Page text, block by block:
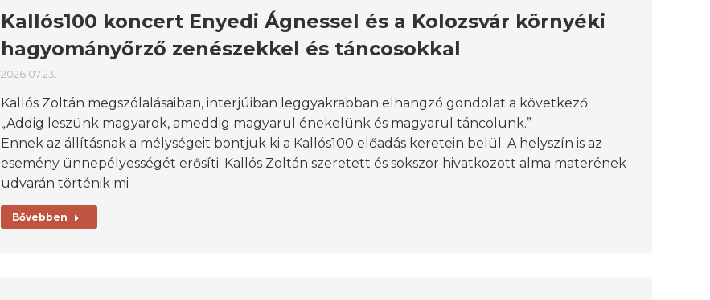
Kallós100 koncert Enyedi Ágnessel és a Kolozsvár környéki
hagyományőrző zenészekkel és táncosokkal
2026.07.23.
Kallós Zoltán megszólalásaiban, interjúiban leggyakrabban elhangzó gondolat a következő:
„Addig leszünk magyarok, ameddig magyarul énekelünk és magyarul táncolunk.”
Ennek az állításnak a mélységeit bontjuk ki a Kallós100 előadás keretein belül. A helyszín is az
esemény ünnepélyességét erősíti: Kallós Zoltán szeretett és sokszor hivatkozott alma materének
udvarán történik mi
Bővebben